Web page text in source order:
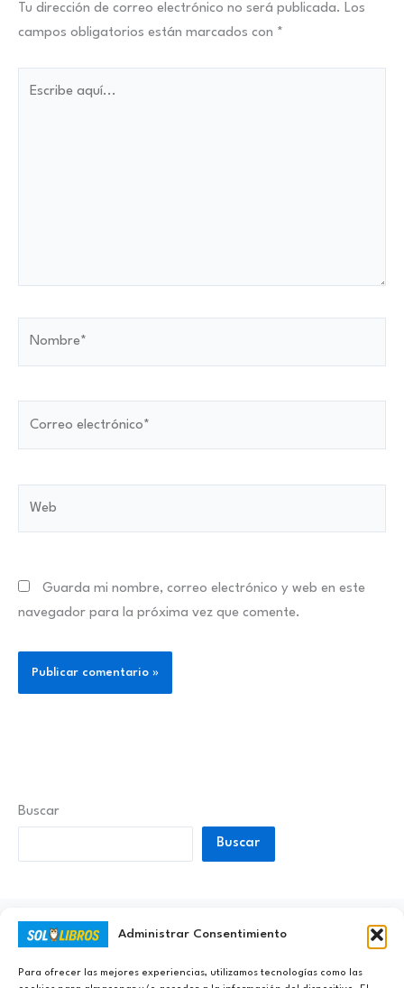
Administrar Consentimiento
Para ofrecer las mejores experiencias, utilizamos tecnologías como las
Tu dirección de correo electrónico no será publicada. Los
campos obligatorios están marcados con *
Guarda mi nombre, correo electrónico y web en este
navegador para la próxima vez que comente.
Buscar
Buscar
Ayúdanos a Nunca Dejar de Aprender